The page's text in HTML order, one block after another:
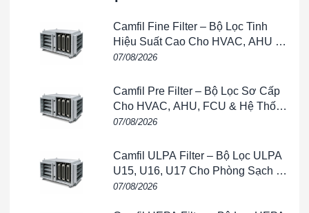
khác.
Yêu cầu kỹ thuật cao: Cần có kiến thức kỹ thuật để vận
hành và bảo trì thiết bị hiệu quả.
tĩnh điện không hiệu quả đối với các hạt không dẫn điện
hoặc có kích thước rất nhỏ.
Nhà máy công nghiệp:Sử dụng để kiểm soát ô nhiễm
không khí trong các nhà máy xi măng, thép, giấy, và các
Camfil Fine Filter – Bộ Lọc Tinh
Hiệu Suất Cao Cho HVAC, AHU &
Phòng Sạch
07/08/2026
Camfil Pre Filter – Bộ Lọc Sơ Cấp
Cho HVAC, AHU, FCU & Hệ Thống
Thông Gió
07/08/2026
Camfil ULPA Filter – Bộ Lọc ULPA
U15, U16, U17 Cho Phòng Sạch &
Bán Dẫn
07/08/2026